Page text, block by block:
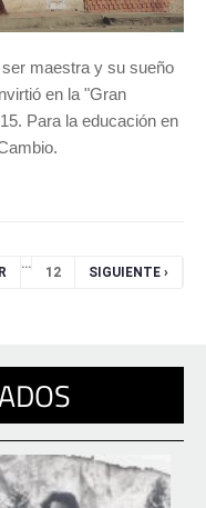
maestra y su sueño
en la "Gran
Para la educación en
…
12 SIGUIENTE ›